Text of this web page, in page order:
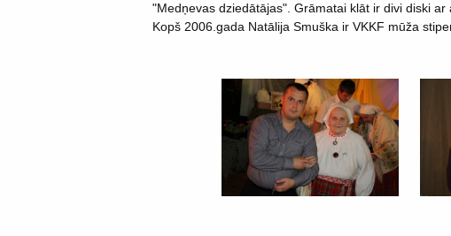
"Medņevas dziedātājas". Grāmatai klāt ir divi diski ar
Kopš 2006.gada Natālija Smuška ir VKKF mūža